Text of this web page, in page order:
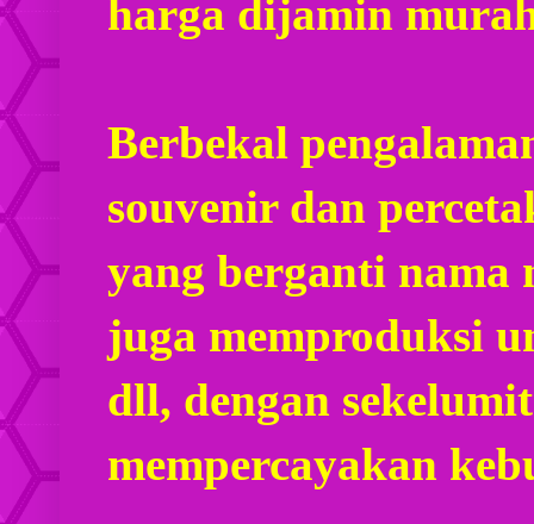
harga dijamin
Berbekal
souvenir dan
yang berganti nama
juga memproduksi
dll, dengan
mempercayakan